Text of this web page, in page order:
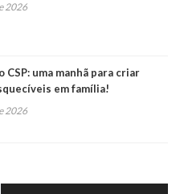
2026
CSP: uma manhã para criar
em família!
2026